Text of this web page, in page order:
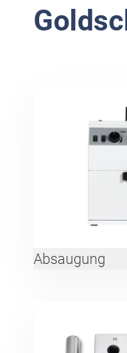
Absaugung